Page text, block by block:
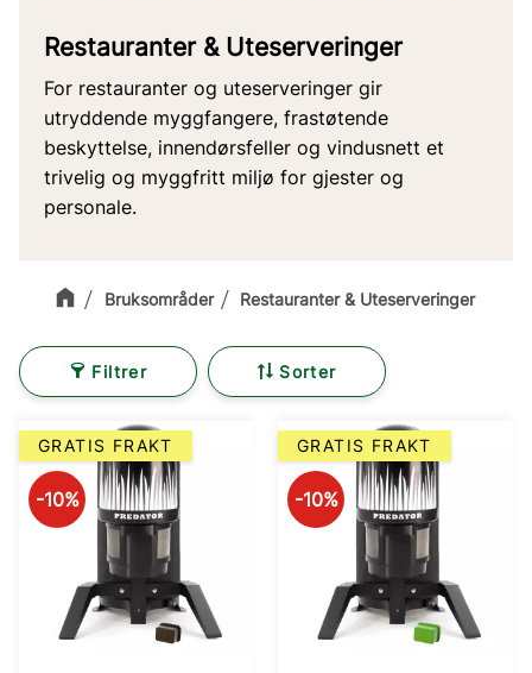
Bruksområder Restauranter & Uteserveringer
Restauranter & Uteserveringer
For restauranter og uteserveringer gir
utryddende myggfangere, frastøtende
beskyttelse, innendørsfeller og vindusnett et
trivelig og myggfritt miljø for gjester og
personale.
Filtrer Sorter
10%
GRATIS FRAKT
10%
GRATIS FRAKT